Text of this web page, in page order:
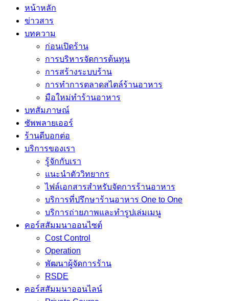
หน้าหลัก
ข่าวสาร
บทความ
ก่อนเปิดร้าน
การบริหารจัดการต้นทุน
การสร้างระบบร้าน
การทำการตลาดสไตล์ร้านอาหาร
มือใหม่ทำร้านอาหาร
บทสัมภาษณ์
ซัพพลายเออร์
ร้านดีบอกต่อ
บริการของเรา
รู้จักกับเรา
แนะนำตัววิทยากร
ไฟล์เอกสารสำหรับจัดการร้านอาหาร
บริการที่ปรึกษาร้านอาหาร One to One
บริการถ่ายภาพและทำรูปเล่มเมนู
คอร์สสัมมนาออนไซต์
Cost Control
Operation
พัฒนาผู้จัดการร้าน
RSDE
คอร์สสัมมนาออนไลน์